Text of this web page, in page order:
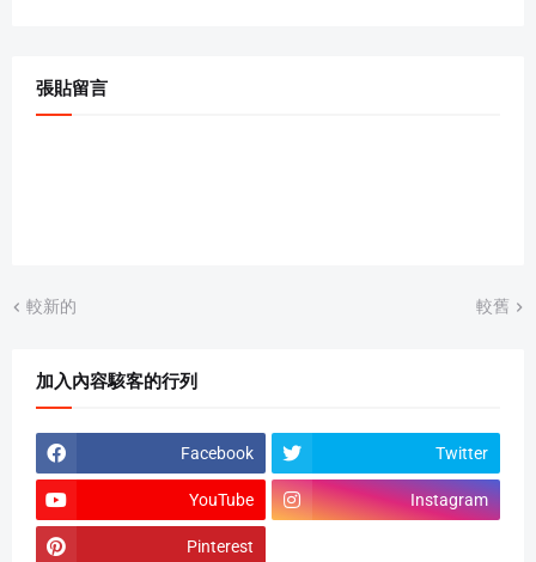
張貼留言
較新的 較舊
加入內容駭客的行列
Facebook Twitter
YouTube Instagram
Pinterest